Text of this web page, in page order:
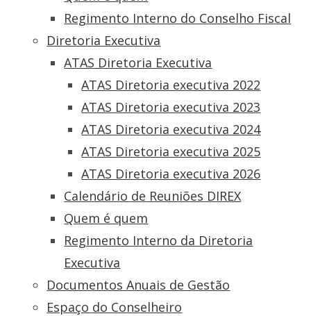
Regimento Interno do Conselho Fiscal
Diretoria Executiva
ATAS Diretoria Executiva
ATAS Diretoria executiva 2022
ATAS Diretoria executiva 2023
ATAS Diretoria executiva 2024
ATAS Diretoria executiva 2025
ATAS Diretoria executiva 2026
Calendário de Reuniões DIREX
Quem é quem
Regimento Interno da Diretoria
Executiva
Documentos Anuais de Gestão
Espaço do Conselheiro